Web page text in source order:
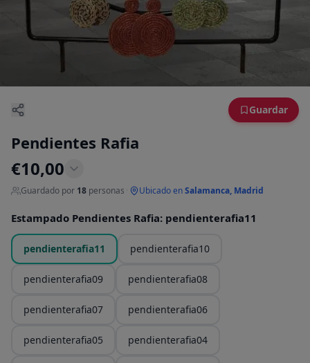
Guardar
Pendientes Rafia
€10,00
Guardado por 18 personas Ubicado enSalamanca, Madrid
Estampado Pendientes Rafia: pendienterafia11
pendienterafia11 pendienterafia10
pendienterafia09 pendienterafia08
pendienterafia07 pendienterafia06
pendienterafia05 pendienterafia04